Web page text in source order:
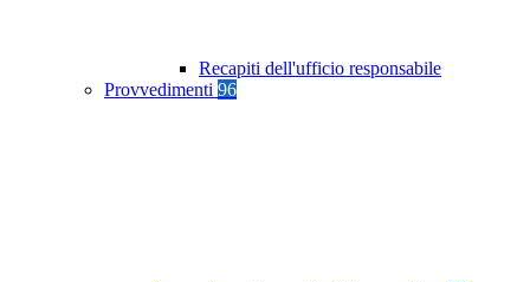
Recapiti dell'ufficio responsabile
Provvedimenti 96